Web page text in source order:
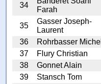
34
Farah
35
Gasser Joseph-
Laurent
36
Rohrbasser Michel
37
Flury Christian
38
Gonnet Alain
39
Stansch Tom